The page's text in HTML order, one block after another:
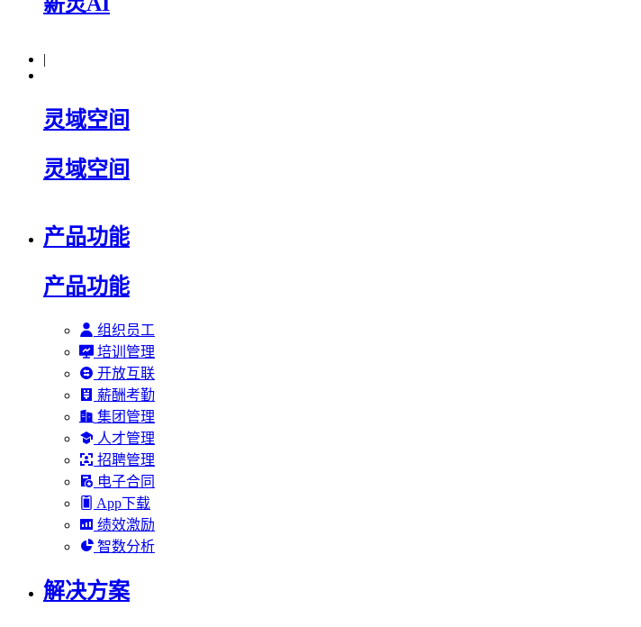
|
灵域空间
灵域空间
产品功能
产品功能
组织员工
培训管理
开放互联
薪酬考勤
集团管理
人才管理
招聘管理
电子合同
App下载
绩效激励
智数分析
解决方案